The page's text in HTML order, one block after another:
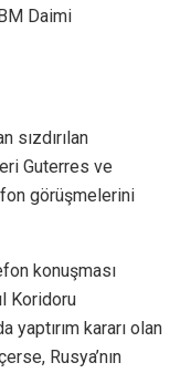
Daimi
sızdırılan
Guterres ve
görüşmelerini
konuşması
Koridoru
yaptırım kararı olan
Rusya’nın